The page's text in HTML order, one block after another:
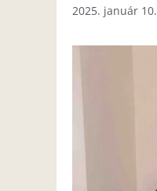
2025. január 10.